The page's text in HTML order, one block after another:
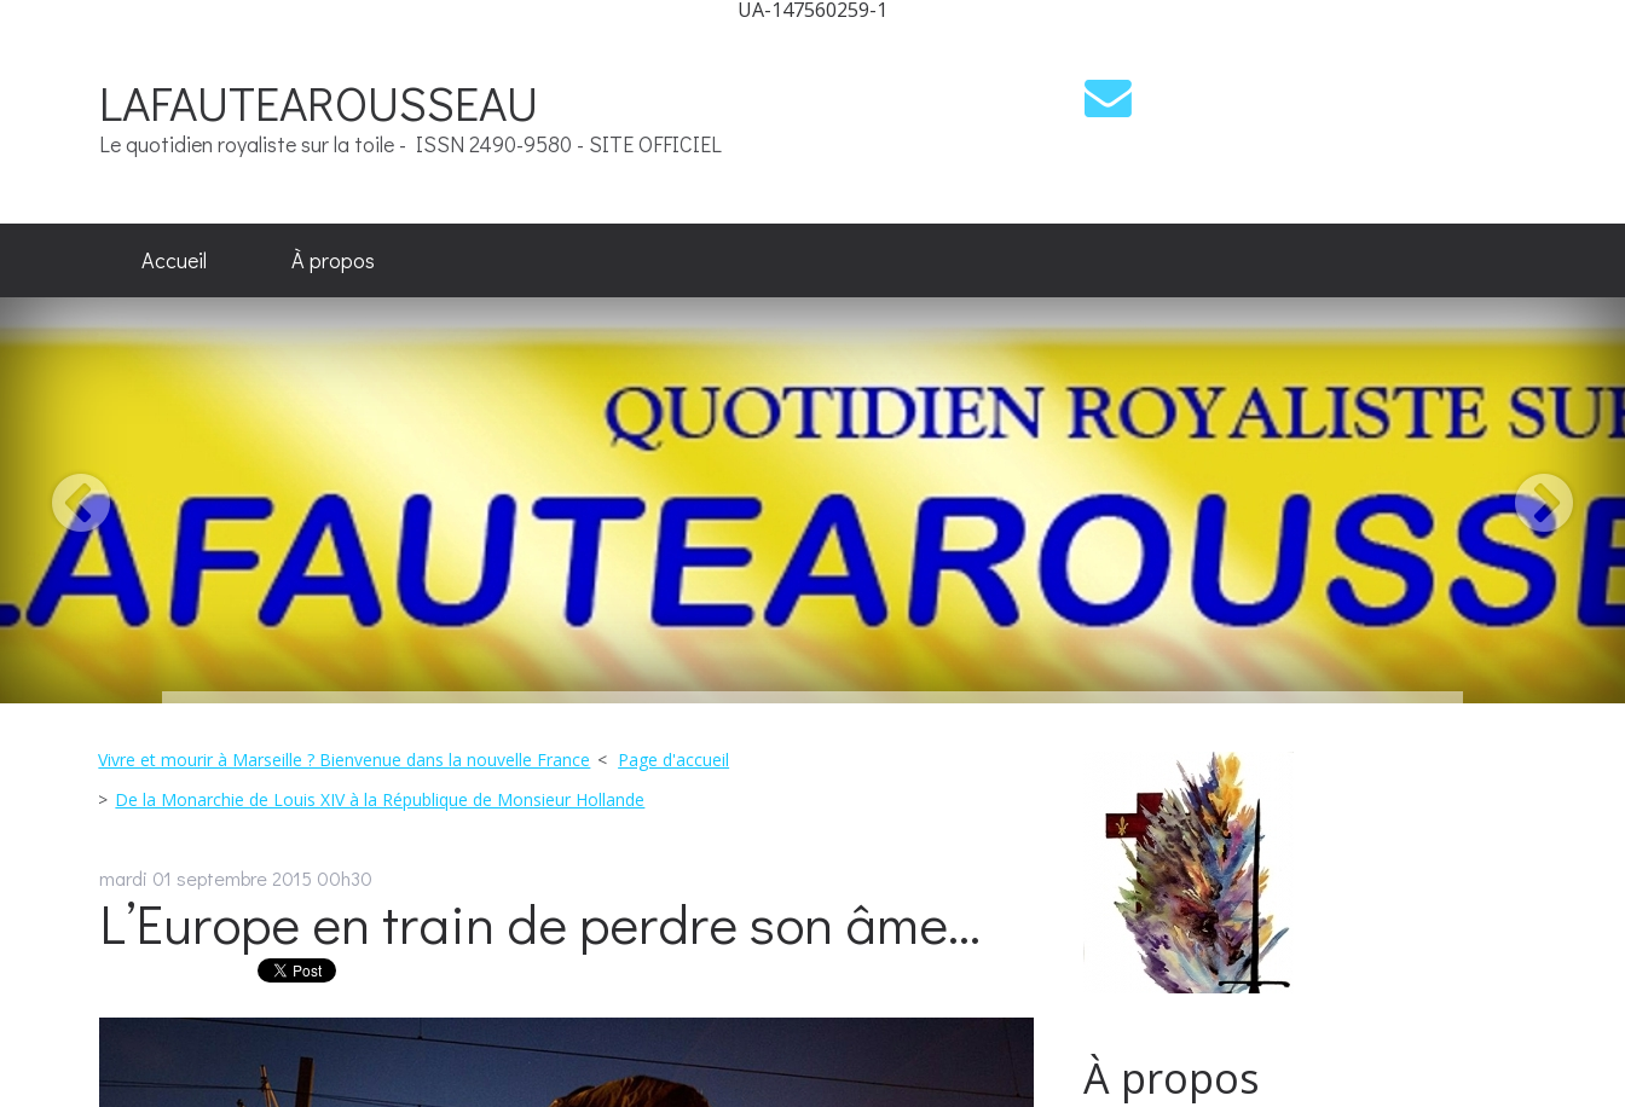
UA-147560259-1
LAFAUTEAROUSSEAU
Le quotidien royaliste sur la toile - ISSN 2490-9580 - SITE OFFICIEL
Accueil À propos
Vivre et mourir à Marseille ? Bienvenue dans la nouvelle France
Page d'accueil
De la Monarchie de Louis XIV à la République de Monsieur Hollande
mardi 01 septembre 2015 00h30
L’Europe en train de perdre son âme…
À propos